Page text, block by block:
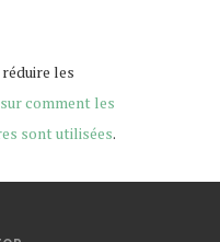
les
comment les
sont utilisées.